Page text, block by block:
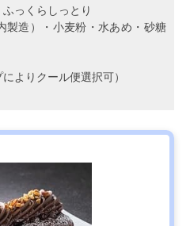
ふっくらしっとり
製造）・小麦粉・水あめ・砂糖
よりクール便選択可）